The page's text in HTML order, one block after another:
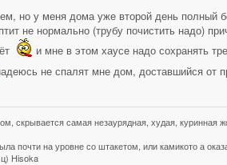
но у меня дома уже второй день полный
не нормально (трубу почистить надо)
и мне в этом хаусе надо сохранять
не спалят мне дом, доставшийся от
скрывается самая незаурядная, худая, куринная
почти на уровне со штакетом, или камикото а
Hisoka